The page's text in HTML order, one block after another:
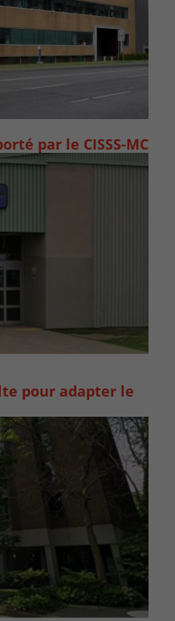
par le CISSS-MC
pour adapter le